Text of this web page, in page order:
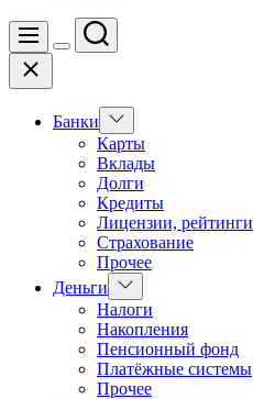
Меню
Цвет
Поиск
Закрыть
Банки
Показать
подменю
Карты
Вклады
Долги
Кредиты
Лицензии, рейтинги
Страхование
Прочее
Деньги
Показать
подменю
Налоги
Накопления
Пенсионный фонд
Платёжные системы
Прочее